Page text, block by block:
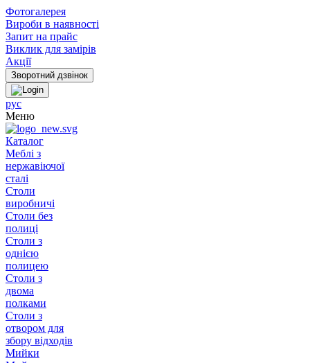
Фотогалерея
Вироби в наявності
Запит на прайс
Виклик для замірів
Акції
рус
Меню
Каталог
Меблі з
нержавіючої
сталі
Столи
виробничі
Столи без
полиці
Столи з
однією
полицею
Столи з
двома
полками
Столи з
отвором для
збору відходів
Мийки